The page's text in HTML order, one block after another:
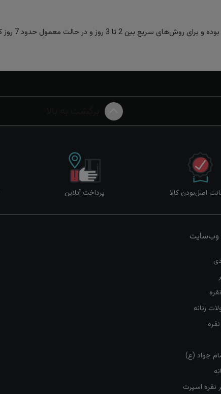
2 تا 3 روز و در حالت معمول حدود 7 روز کاری است.
اصل‌بودن کالا پرداخت آنلاین
وب‌سایت
زنانه
جواد (ع)
نقره اسپرت